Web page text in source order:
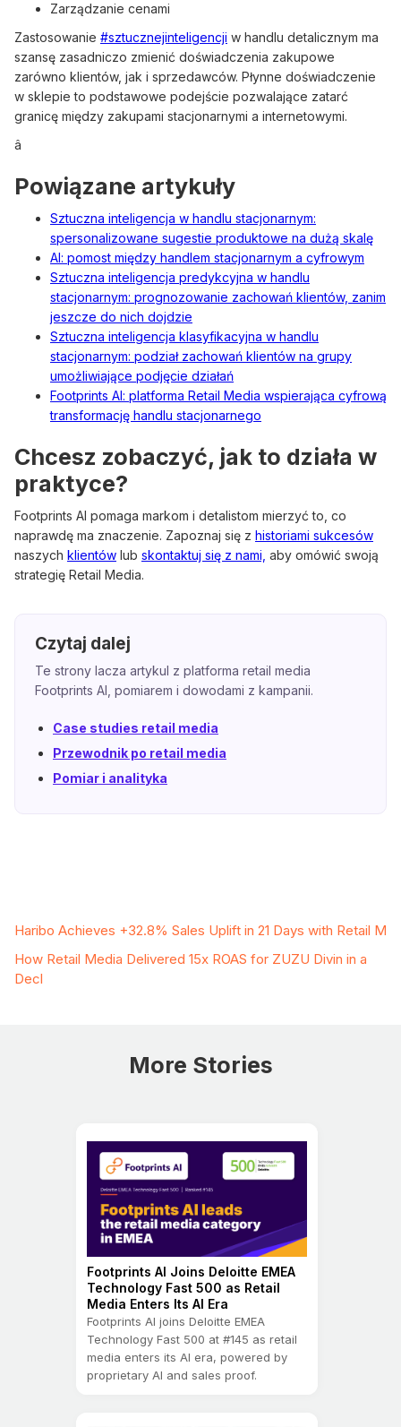
Zarządzanie cenami
Zastosowanie #sztucznejinteligencji w handlu detalicznym ma
szansę zasadniczo zmienić doświadczenia zakupowe
zarówno klientów, jak i sprzedawców. Płynne doświadczenie
w sklepie to podstawowe podejście pozwalające zatarć
granicę między zakupami stacjonarnymi a internetowymi.
â
Powiązane artykuły
Sztuczna inteligencja w handlu stacjonarnym:
spersonalizowane sugestie produktowe na dużą skalę
AI: pomost między handlem stacjonarnym a cyfrowym
Sztuczna inteligencja predykcyjna w handlu
stacjonarnym: prognozowanie zachowań klientów, zanim
jeszcze do nich dojdzie
Sztuczna inteligencja klasyfikacyjna w handlu
stacjonarnym: podział zachowań klientów na grupy
umożliwiające podjęcie działań
Footprints AI: platforma Retail Media wspierająca cyfrową
transformację handlu stacjonarnego
Chcesz zobaczyć, jak to działa w
praktyce?
Footprints AI pomaga markom i detalistom mierzyć to, co
naprawdę ma znaczenie. Zapoznaj się z historiami sukcesów
naszych klientów lub skontaktuj się z nami, aby omówić swoją
strategię Retail Media.
Czytaj dalej
Te strony lacza artykul z platforma retail media
Footprints AI, pomiarem i dowodami z kampanii.
Case studies retail media
Przewodnik po retail media
Pomiar i analityka
Haribo Achieves +32.8% Sales Uplift in 21 Days with Retail M
How Retail Media Delivered 15x ROAS for ZUZU Divin in a
Decl
More Stories
Footprints AI Joins Deloitte EMEA
Technology Fast 500 as Retail
Media Enters Its AI Era
Footprints AI joins Deloitte EMEA
Technology Fast 500 at #145 as retail
media enters its AI era, powered by
proprietary AI and sales proof.